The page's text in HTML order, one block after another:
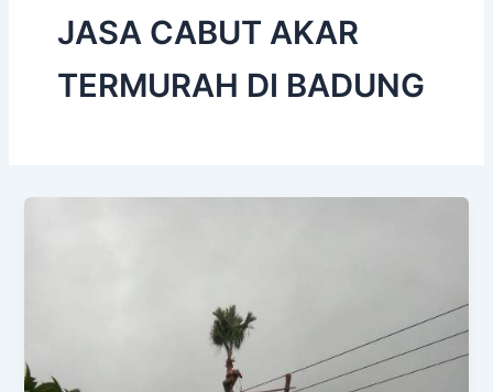
JASA CABUT AKAR
TERMURAH DI BADUNG